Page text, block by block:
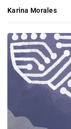
Karina Morales